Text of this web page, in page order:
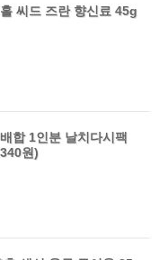
씨드 즈란 향신료 45g
합 1인분 날치다시팩
원)